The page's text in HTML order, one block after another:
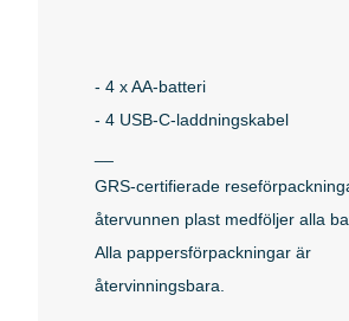
- 4 x AA-batteri
- 4 USB-C-laddningskabel
GRS-certifierade
återvunnen plast medföljer alla
Alla pappersförpackningar är
återvinningsbara.